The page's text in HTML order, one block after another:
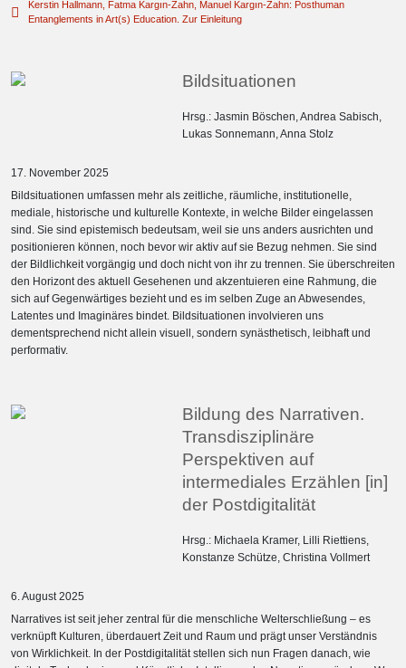
Kerstin Hallmann, Fatma Kargın-Zahn, Manuel Kargın-Zahn: Posthuman
Entanglements in Art(s) Education. Zur Einleitung
Bildsituationen
Hrsg.:Jasmin Böschen,Andrea Sabisch,
Lukas Sonnemann,Anna Stolz
17. November 2025
Bildsituationen umfassen mehr als zeitliche, räumliche, institutionelle,
mediale, historische und kulturelle Kontexte, in welche Bilder eingelassen
sind. Sie sind epistemisch bedeutsam, weil sie uns anders ausrichten und
positionieren können, noch bevor wir aktiv auf sie Bezug nehmen. Sie sind
der Bildlichkeit vorgängig und doch nicht von ihr zu trennen. Sie überschreiten
den Horizont des aktuell Gesehenen und akzentuieren eine Rahmung, die
sich auf Gegenwärtiges bezieht und es im selben Zuge an Abwesendes,
Latentes und Imaginäres bindet. Bildsituationen involvieren uns
dementsprechend nicht allein visuell, sondern synästhetisch, leibhaft und
performativ.
Bildung des Narrativen.
Transdisziplinäre
Perspektiven auf
intermediales Erzählen [in]
der Postdigitalität
Hrsg.: Michaela Kramer, Lilli Riettiens,
Konstanze Schütze,Christina Vollmert
6. August 2025
Narratives ist seit jeher zentral für die menschliche Welterschließung – es
verknüpft Kulturen, überdauert Zeit und Raum und prägt unser Verständnis
von Wirklichkeit. In der Postdigitalität stellen sich nun Fragen danach, wie